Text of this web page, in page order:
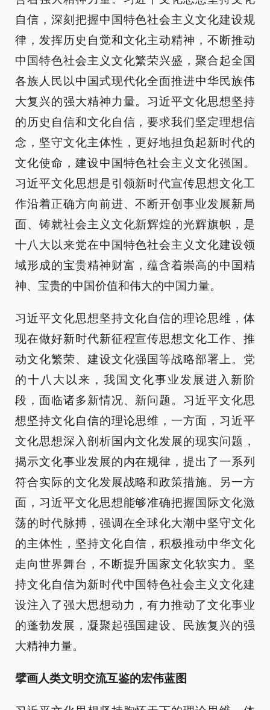
自信，深刻把握中国特色社会主义文化建设规
律，发挥历史自觉和文化主动精神，不断推动
中国特色社会主义文化繁荣兴盛，聚合起全国
各族人民以中国式现代化全面推进中华民族伟
大复兴的强大精神力量。习近平文化思想坚持
的历史自信和文化自信，要求我们坚定理想信
念，坚守文化主体性，更好地担负起新时代的
文化使命，建设中国特色社会主义文化强国。
习近平文化思想是引领新时代宣传思想文化工
作沿着正确方向前进、不断开创事业发展新局
面、铸就社会主义文化新辉煌的光辉旗帜，是
十八大以来党在中国特色社会主义文化建设领
域形成的宝贵精神财富，蕴含着崇高的中国精
神、宝贵的中国价值和伟大的中国力量。
习近平文化思想坚持文化自信的理论思维，体
现在做好新时代新征程宣传思想文化工作、推
动文化繁荣、建设文化强国等战略部署上。党
的十八大以来，我国文化事业发展进入新阶
段，面临诸多新情况、新问题。习近平文化思
想坚持文化自信的理论思维，一方面，习近平
文化思想深入剖析国内文化发展的现实问题，
揭示文化事业发展的内在规律，提出了一系列
符合实际的文化发展战略和政策措施。另一方
面，习近平文化思想能够准确把握国际文化激
荡的时代脉搏，强调在全球化大潮中坚守文化
的主体性，坚持文化自信，积极推动中华文化
走向世界舞台，不断提升国家文化软实力。坚
持文化自信为新时代中国特色社会主义文化建
设注入了强大思想动力，有力推动了文化事业
的蓬勃发展，凝聚起强国建设、民族复兴的强
大精神力量。
擘画人类文明交流互鉴的宏伟蓝图